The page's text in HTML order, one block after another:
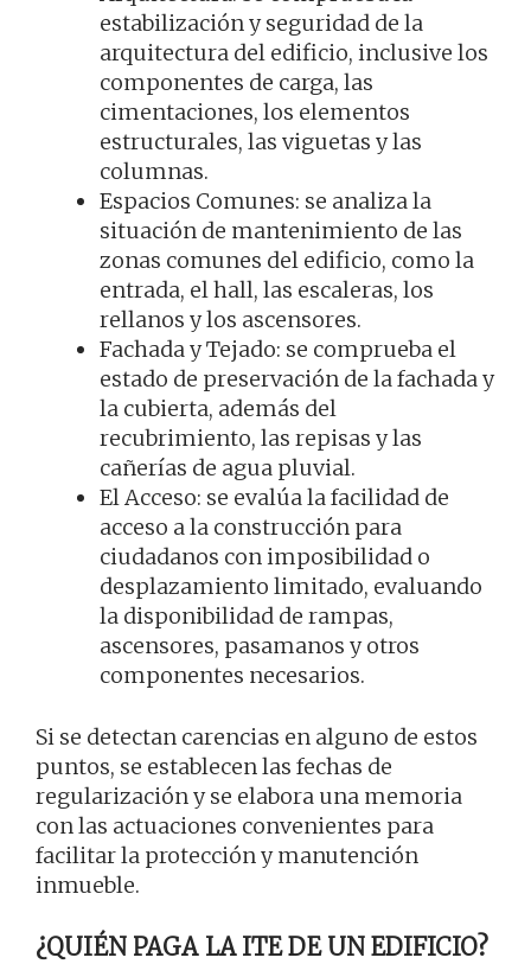
estabilización y seguridad de la
arquitectura del edificio, inclusive los
componentes de carga, las
cimentaciones, los elementos
estructurales, las viguetas y las
columnas.
Espacios Comunes: se analiza la
situación de mantenimiento de las
zonas comunes del edificio, como la
entrada, el hall, las escaleras, los
rellanos y los ascensores.
Fachada y Tejado: se comprueba el
estado de preservación de la fachada y
la cubierta, además del
recubrimiento, las repisas y las
cañerías de agua pluvial.
El Acceso: se evalúa la facilidad de
acceso a la construcción para
ciudadanos con imposibilidad o
desplazamiento limitado, evaluando
la disponibilidad de rampas,
ascensores, pasamanos y otros
componentes necesarios.
Si se detectan carencias en alguno de estos
puntos, se establecen las fechas de
regularización y se elabora una memoria
con las actuaciones convenientes para
facilitar la protección y manutención
inmueble.
¿QUIÉN PAGA LA ITE DE UN EDIFICIO?